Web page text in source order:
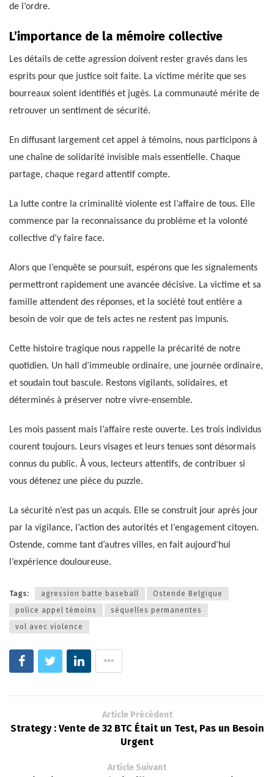
de l’ordre.
L’importance de la mémoire collective
Les détails de cette agression doivent rester gravés dans les
esprits pour que justice soit faite. La victime mérite que ses
bourreaux soient identifiés et jugés. La communauté mérite de
retrouver un sentiment de sécurité.
En diffusant largement cet appel à témoins, nous participons à
une chaîne de solidarité invisible mais essentielle. Chaque
partage, chaque regard attentif compte.
La lutte contre la criminalité violente est l’affaire de tous. Elle
commence par la reconnaissance du problème et la volonté
collective d’y faire face.
Alors que l’enquête se poursuit, espérons que les signalements
permettront rapidement une avancée décisive. La victime et sa
famille attendent des réponses, et la société tout entière a
besoin de voir que de tels actes ne restent pas impunis.
Cette histoire tragique nous rappelle la précarité de notre
quotidien. Un hall d’immeuble ordinaire, une journée ordinaire,
et soudain tout bascule. Restons vigilants, solidaires, et
déterminés à préserver notre vivre-ensemble.
Les mois passent mais l’affaire reste ouverte. Les trois individus
courent toujours. Leurs visages et leurs tenues sont désormais
connus du public. À vous, lecteurs attentifs, de contribuer si
vous détenez une pièce du puzzle.
La sécurité n’est pas un acquis. Elle se construit jour après jour
par la vigilance, l’action des autorités et l’engagement citoyen.
Ostende, comme tant d’autres villes, en fait aujourd’hui
l’expérience douloureuse.
Tags: agression batte baseball
Ostende Belgique
police appel témoins
séquelles permanentes
vol avec violence
Article Précédent
Strategy : Vente de 32 BTC Était un Test, Pas un Besoin
Urgent
Article Suivant